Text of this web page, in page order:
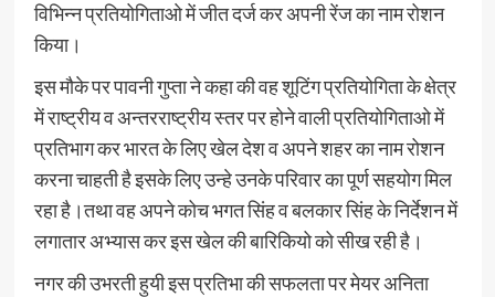
विभिन्न प्रतियोगिताओ में जीत दर्ज कर अपनी रेंज का नाम रोशन
किया।
इस मौके पर पावनी गुप्ता ने कहा की वह शूटिंग प्रतियोगिता के क्षेत्र
में राष्ट्रीय व अन्तरराष्ट्रीय स्तर पर होने वाली प्रतियोगिताओ में
प्रतिभाग कर भारत के लिए खेल देश व अपने शहर का नाम रोशन
करना चाहती है इसके लिए उन्हे उनके परिवार का पूर्ण सहयोग मिल
रहा है।तथा वह अपने कोच भगत सिंह व बलकार सिंह के निर्देशन में
लगातार अभ्यास कर इस खेल की बारिकियो को सीख रही है।
नगर की उभरती हुयी इस प्रतिभा की सफलता पर मेयर अनिता